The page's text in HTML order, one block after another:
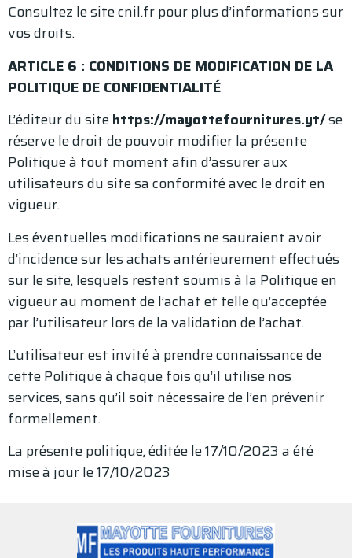
Consultez le site cnil.fr pour plus d’informations sur
vos droits.
ARTICLE 6 : CONDITIONS DE MODIFICATION DE LA
POLITIQUE DE CONFIDENTIALITÉ
L’éditeur du sitehttps://mayottefournitures.yt/se
réserve le droit de pouvoir modifier la présente
Politique à tout moment afin d’assurer aux
utilisateurs du site sa conformité avec le droit en
vigueur.
Les éventuelles modifications ne sauraient avoir
d’incidence sur les achats antérieurement effectués
sur le site, lesquels restent soumis à la Politique en
vigueur au moment de l’achat et telle qu’acceptée
par l’utilisateur lors de la validation de l’achat.
L’utilisateur est invité à prendre connaissance de
cette Politique à chaque fois qu’il utilise nos
services, sans qu’il soit nécessaire de l’en prévenir
formellement.
La présente politique, éditée le 17/10/2023 a été
mise à jour le 17/10/2023